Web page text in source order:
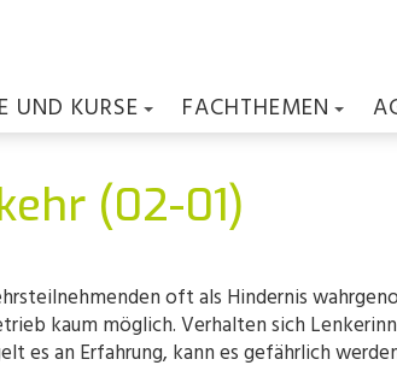
UND KURSE FACHTHEMEN
(02-01)
oft als Hindernis
kaum möglich. Verhalten sich
es an Erfahrung, kann es gefährlich